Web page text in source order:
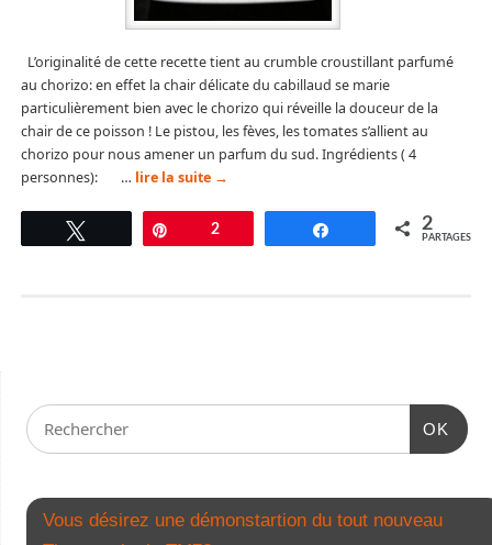
L’originalité de cette recette tient au crumble croustillant parfumé
au chorizo: en effet la chair délicate du cabillaud se marie
particulièrement bien avec le chorizo qui réveille la douceur de la
chair de ce poisson ! Le pistou, les fèves, les tomates s’allient au
chorizo pour nous amener un parfum du sud. Ingrédients ( 4
personnes): … lire la suite →
Tweetez Épingle
2 Partagez 2
PARTAGES
OK
Vous désirez une démonstartion du tout nouveau